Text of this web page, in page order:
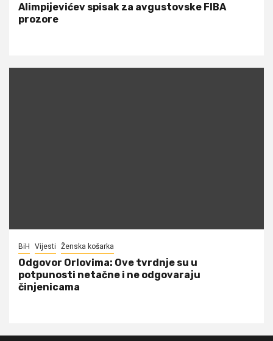
Alimpijevićev spisak za avgustovske FIBA
prozore
BiH Vijesti Ženska košarka
Odgovor Orlovima: ​Ove tvrdnje su u
potpunosti netačne i ne odgovaraju
činjenicama